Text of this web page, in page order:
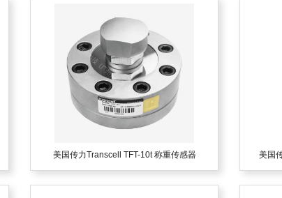
美国传力Transcell TFT-10t 称重传感器 美国